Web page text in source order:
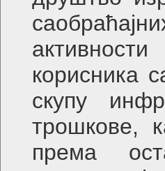
корисника
скупу
трошкове,
према